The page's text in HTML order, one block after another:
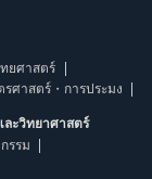
ยศาสตร์
รศาสตร์・การประมง
ะวิทยาศาสตร์
รรม